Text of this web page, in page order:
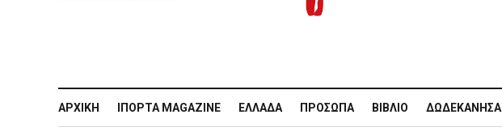
ΑΡΧΙΚΉ IΠΌΡΤΑ MAGAZINE ΕΛΛΆΔΑ ΠΡΌΣΩΠΑ ΒΙΒΛΊΟ ΔΩΔΕΚΆΝΗΣΑ